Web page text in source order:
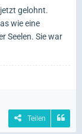
gelohnt.
wie eine
Seelen. Sie war
Teilen